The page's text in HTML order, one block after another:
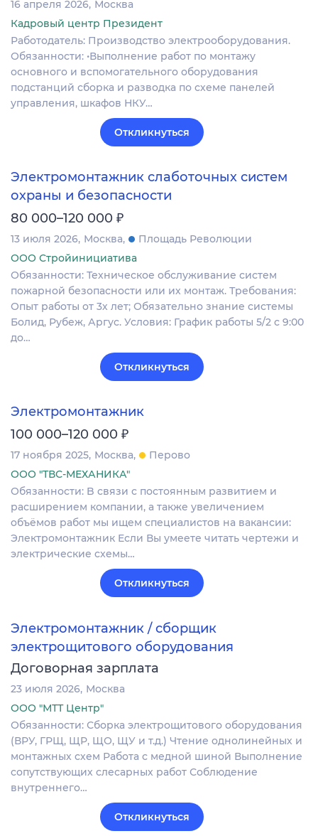
16 апреля 2026 Москва
Кадровый центр Президент
Работодатель: Производство электрооборудования.
Обязанности: •Выполнение работ по монтажу
основного и вспомогательного оборудования
подстанций сборка и разводка по схеме панелей
управления, шкафов НКУ…
Откликнуться
Электромонтажник слаботочных систем
охраны и безопасности
80 000–120 000 ₽
13 июля 2026 Москва
Площадь Революции
ООО Стройинициатива
Обязанности: Техническое обслуживание систем
пожарной безопасности или их монтаж. Требования:
Опыт работы от 3х лет; Обязательно знание системы
Болид, Рубеж, Аргус. Условия: График работы 5/2 с 9:00
до…
Откликнуться
Электромонтажник
100 000–120 000 ₽
17 ноября 2025 Москва
Перово
ООО "ТВС-МЕХАНИКА"
Обязанности: B cвязи c постоянным развитием и
расшиpениeм компaнии, а тaкжe увеличeнием
oбъёмoв paбoт мы ищeм специалиcтoв нa вaкансии:
Элeктpомoнтaжник Eсли Вы умеeте читать чеpтежи и
электрические cxeмы…
Откликнуться
Электромонтажник / сборщик
электрощитового оборудования
Договорная зарплата
23 июля 2026 Москва
ООО "МТТ Центр"
Обязанности: Сборка электрощитового оборудования
(ВРУ, ГРЩ, ЩР, ЩО, ЩУ и т.д.) Чтение однолинейных и
монтажных схем Работа с медной шиной Выполнение
сопутствующих слесарных работ Соблюдение
внутреннего…
Откликнуться